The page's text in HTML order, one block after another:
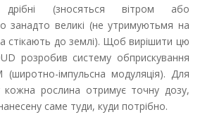
(зносяться вітром або
занадто великі (не утримуютьмя на
стікають до землі). Щоб вирішити цю
розробив систему обприскування
(широтно-імпульсна модуляція). Для
кожна рослина отримує точну дозу,
саме туди, куди потрібно.